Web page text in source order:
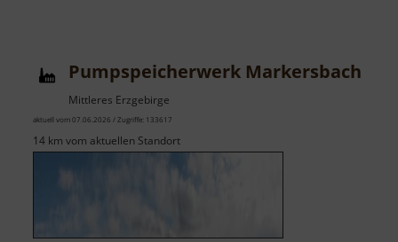
Pumpspeicherwerk Markersbach
Mittleres Erzgebirge
aktuell vom 07.06.2026 / Zugriffe: 133617
14 km vom aktuellen Standort